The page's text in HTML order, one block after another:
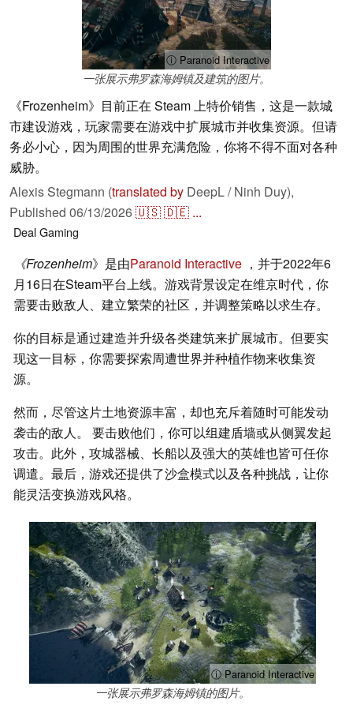
ⓘ Paranoid Interactive
一张展示弗罗森海姆镇及建筑的图片。
《Frozenheim》目前正在 Steam 上特价销售，这是一款城
市建设游戏，玩家需要在游戏中扩展城市并收集资源。但请
务必小心，因为周围的世界充满危险，你将不得不面对各种
威胁。
Alexis Stegmann (translated by DeepL / Ninh Duy),
Published 06/13/2026🇺🇸🇩🇪 ...
DealGaming
《Frozenheim》是由Paranoid Interactive ，并于2022年6
月16日在Steam平台上线。游戏背景设定在维京时代，你
需要击败敌人、建立繁荣的社区，并调整策略以求生存。
你的目标是通过建造并升级各类建筑来扩展城市。但要实
现这一目标，你需要探索周遭世界并种植作物来收集资
源。
然而，尽管这片土地资源丰富，却也充斥着随时可能发动
袭击的敌人。 要击败他们，你可以组建盾墙或从侧翼发起
攻击。此外，攻城器械、长船以及强大的英雄也皆可任你
调遣。最后，游戏还提供了沙盒模式以及各种挑战，让你
能灵活变换游戏风格。
ⓘ Paranoid Interactive
一张展示弗罗森海姆镇的图片。